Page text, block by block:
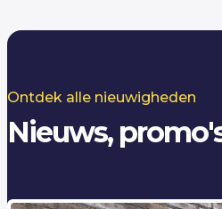
Ontdek alle nieuwigheden
Nieuws,